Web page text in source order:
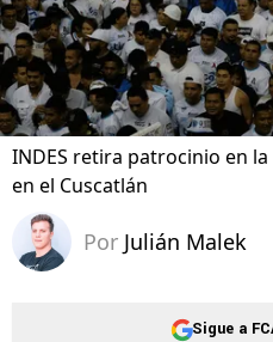
INDES retira patrocinio en
en el Cuscatlán
Por Julián Malek
Sigue a